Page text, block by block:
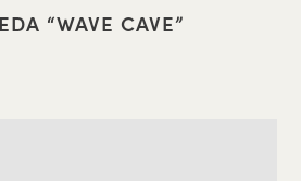
“WAVE CAVE”